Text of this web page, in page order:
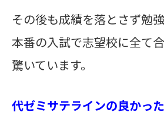
その後も成績を落とさず勉
本番の入試で志望校に全て
驚いています。
代ゼミサテラインの良かった